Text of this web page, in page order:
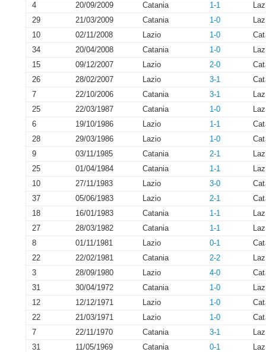
4
20/09/2009 Catania 1-1
29
21/03/2009 Catania 1-0
10
02/11/2008 Lazio 1-0
34
20/04/2008 Catania 1-0
15
09/12/2007 Lazio 2-0
26
28/02/2007 Lazio 3-1
7
22/10/2006 Catania 3-1
25
22/03/1987 Catania 1-0
6
19/10/1986 Lazio 1-1
28
29/03/1986 Lazio 1-0
9
03/11/1985 Catania 2-1
25
01/04/1984 Catania 1-1
10
27/11/1983 Lazio 3-0
37
05/06/1983 Lazio 2-1
18
16/01/1983 Catania 1-1
27
28/03/1982 Catania 1-1
8
01/11/1981 Lazio 0-1
22
22/02/1981 Catania 2-2
3
28/09/1980 Lazio 4-0
31
30/04/1972 Catania 1-0
12
12/12/1971 Lazio 1-0
22
21/03/1971 Lazio 1-0
7
22/11/1970 Catania 3-1
31
11/05/1969 Catania 0-1